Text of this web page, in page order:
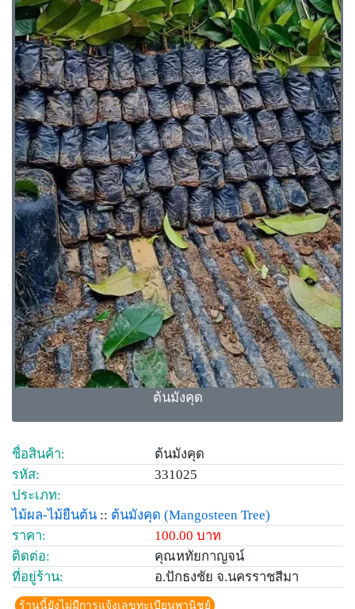
ต้นมังคุด
ชื่อสินค้า:
ต้นมังคุด
รหัส:
331025
ประเภท:
ไม้ผล-ไม้ยืนต้น :: ต้นมังคุด (Mangosteen Tree)
ราคา:
100.00 บาท
ติดต่อ:
คุณหทัยกาญจน์
ที่อยู่ร้าน:
อ.ปักธงชัย จ.นครราชสีมา
ร้านนี้ยังไม่มีการแจ้งเลขทะเบียนพานิชย์